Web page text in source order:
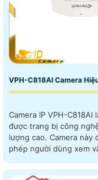
VPH-C818AI Camera
Camera IP VPH-
được trang bị công
lượng cao. Camera này được thiết kế để hoạt động qua mạng, cho
phép người dùng xem